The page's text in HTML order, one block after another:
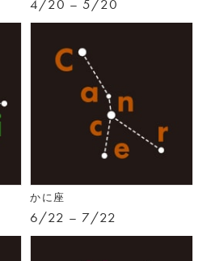
4/20 – 5/20
かに座
6/22 – 7/22